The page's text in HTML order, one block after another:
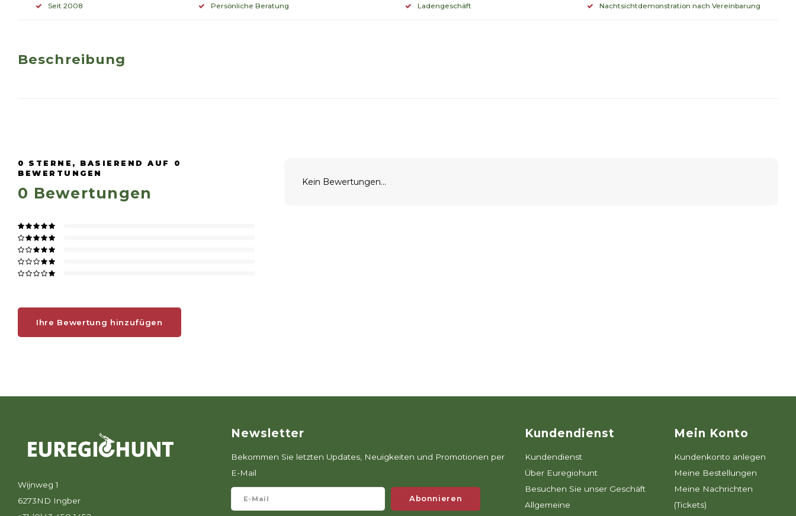
Seit 2008 Persönliche Beratung Ladengeschäft Nachtsichtdemonstration nach Vereinbarung
Beschreibung
0 STERNE, BASIEREND AUF 0
BEWERTUNGEN
0 Bewertungen
Ihre Bewertung hinzufügen
Kein Bewertungen...
Wijnweg 1
6273ND Ingber
Newsletter
Bekommen Sie letzten Updates, Neuigkeiten und Promotionen per
E-Mail
Abonnieren
Kundendienst
Kundendienst
Über Euregiohunt
Besuchen Sie unser Geschäft
Allgemeine
Mein Konto
Kundenkonto anlegen
Meine Bestellungen
Meine Nachrichten
(Tickets)